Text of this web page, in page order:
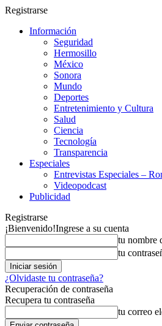
Registrarse
Información
Seguridad
Hermosillo
México
Sonora
Mundo
Deportes
Entretenimiento y Cultura
Salud
Ciencia
Tecnología
Transparencia
Especiales
Entrevistas Especiales –
Videopodcast
Publicidad
Registrarse
¡Bienvenido!Ingrese a su cuenta
tu nombre
tu
¿Olvidaste tu contraseña?
Recuperación de contraseña
Recupera tu contraseña
tu correo